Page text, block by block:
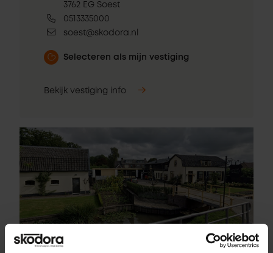
3762 EG Soest
0513335000
soest@skodora.nl
Selecteren als mijn vestiging
Bekijk vestiging info